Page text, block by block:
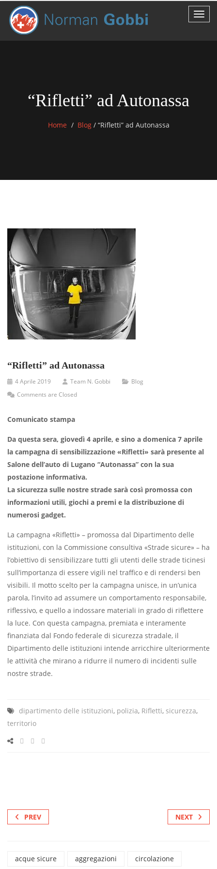
“Rifletti” ad Autonassa
Home Blog /“Rifletti” ad Autonassa
“Rifletti” ad Autonassa
4 Aprile 2019 Team N. Gobbi
Blog
Comments are Closed
Comunicato stampa
Da questa sera, giovedì 4 aprile, e sino a domenica 7 aprile
la campagna di sensibilizzazione «Rifletti» sarà presente al
Salone dell’auto di Lugano “Autonassa” con la sua
postazione informativa.
La sicurezza sulle nostre strade sarà così promossa con
informazioni utili, giochi a premi e la distribuzione di
numerosi gadget.
La campagna «Rifletti» – promossa dal Dipartimento delle
istituzioni, con la Commissione consultiva «Strade sicure» – ha
l’obiettivo di sensibilizzare tutti gli utenti delle strade ticinesi
sull’importanza di essere vigili nel traffico e di rendersi ben
visibili. Il motto scelto per la campagna unisce, in un’unica
parola, l’invito ad assumere un comportamento responsabile,
riflessivo, e quello a indossare materiali in grado di riflettere
la luce. Con questa campagna, premiata e interamente
finanziata dal Fondo federale di sicurezza stradale, il
Dipartimento delle istituzioni intende arricchire ulteriormente
le attività che mirano a ridurre il numero di incidenti sulle
nostre strade.
dipartimento delle istituzioni, polizia, Rifletti, sicurezza,
territorio
PREV NEXT
acque sicure aggregazioni circolazione